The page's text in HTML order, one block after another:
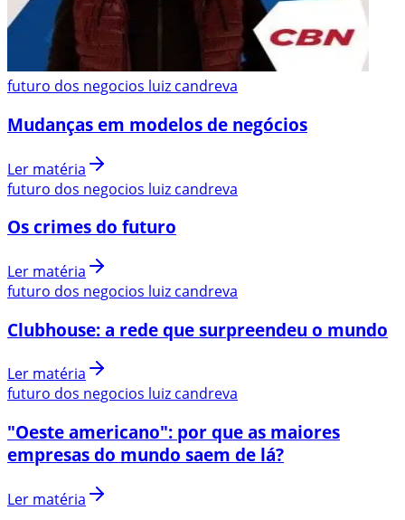
futuro dos negocios luiz candreva
Mudanças em modelos de negócios
Ler matéria
futuro dos negocios luiz candreva
Os crimes do futuro
Ler matéria
futuro dos negocios luiz candreva
Clubhouse: a rede que surpreendeu o mundo
Ler matéria
futuro dos negocios luiz candreva
"Oeste americano": por que as maiores
empresas do mundo saem de lá?
Ler matéria